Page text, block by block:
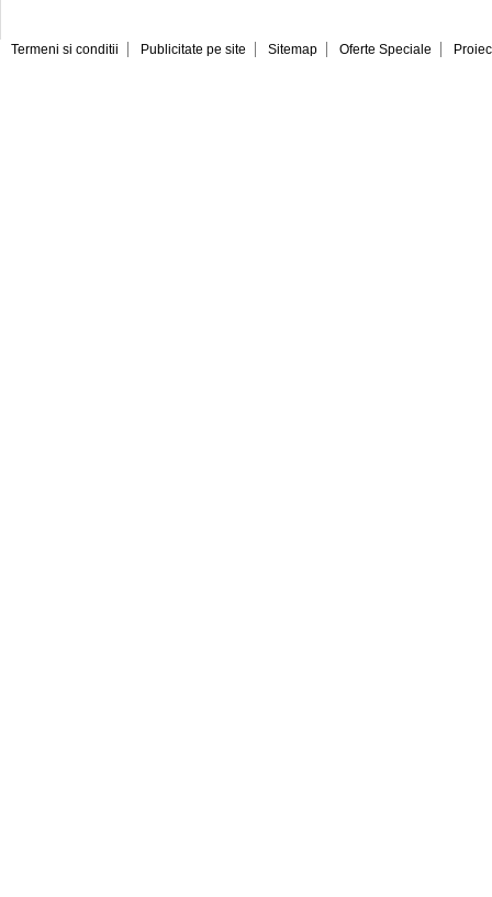
Termeni si conditii Publicitate pe site Sitemap Oferte Speciale